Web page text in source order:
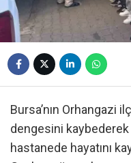
Bursa’nın Orhangazi
dengesini kaybederek
hastanede hayatını